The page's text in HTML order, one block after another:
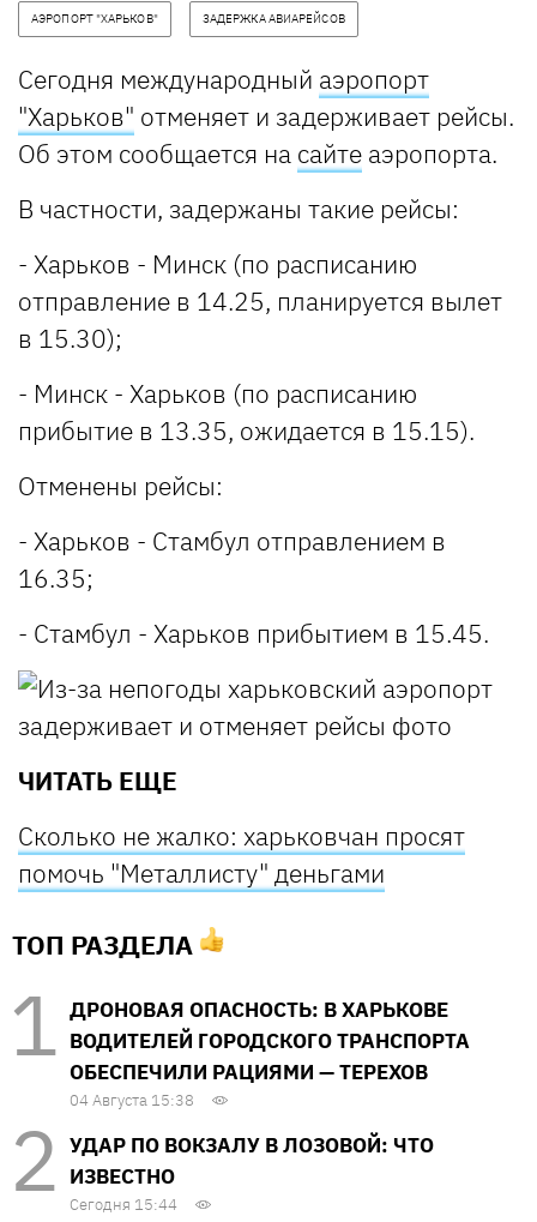
АЭРОПОРТ "ХАРЬКОВ" ЗАДЕРЖКА АВИАРЕЙСОВ
Сегодня международный аэропорт
"Харьков" отменяет и задерживает рейсы.
Об этом сообщается на сайте аэропорта.
В частности, задержаны такие рейсы:
- Харьков - Минск (по расписанию
отправление в 14.25, планируется вылет
в 15.30);
- Минск - Харьков (по расписанию
прибытие в 13.35, ожидается в 15.15).
Отменены рейсы:
- Харьков - Стамбул отправлением в
16.35;
- Стамбул - Харьков прибытием в 15.45.
ЧИТАТЬ ЕЩЕ
Сколько не жалко: харьковчан просят
помочь "Металлисту" деньгами
ТОП РАЗДЕЛА
ДРОНОВАЯ ОПАСНОСТЬ: В ХАРЬКОВЕ
ВОДИТЕЛЕЙ ГОРОДСКОГО ТРАНСПОРТА
ОБЕСПЕЧИЛИ РАЦИЯМИ — ТЕРЕХОВ
04 Августа 15:38
УДАР ПО ВОКЗАЛУ В ЛОЗОВОЙ: ЧТО
ИЗВЕСТНО
Сегодня 15:44